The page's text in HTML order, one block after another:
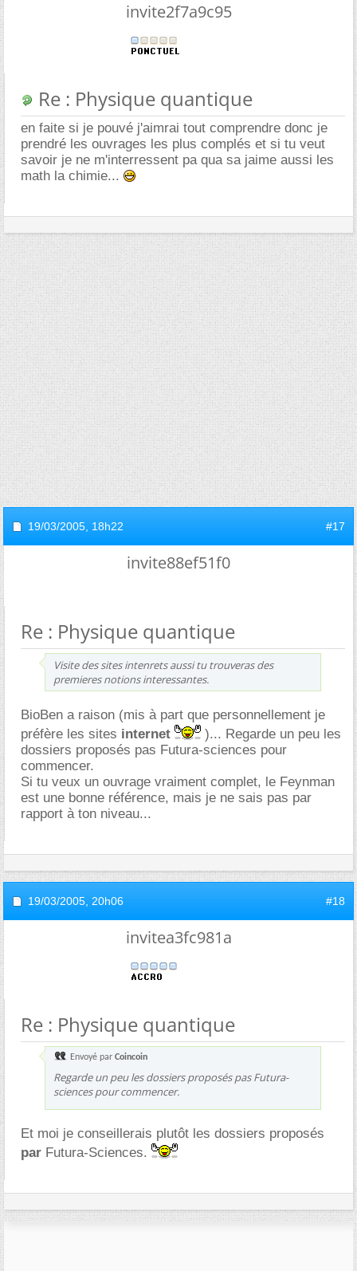
invite2f7a9c95
Re : Physique quantique
en faite si je pouvé j'aimrai tout comprendre donc je
prendré les ouvrages les plus complés et si tu veut
savoir je ne m'interressent pa qua sa jaime aussi les
math la chimie...
19/03/2005, 18h22 #17
invite88ef51f0
Re : Physique quantique
Visite des sites intenrets aussi tu trouveras des
premieres notions interessantes.
BioBen a raison (mis à part que personnellement je
préfère les sites internet
)... Regarde un peu les
dossiers proposés pas Futura-sciences pour
commencer.
Si tu veux un ouvrage vraiment complet, le Feynman
est une bonne référence, mais je ne sais pas par
rapport à ton niveau...
19/03/2005, 20h06 #18
invitea3fc981a
Re : Physique quantique
Envoyé par Coincoin
Regarde un peu les dossiers proposés pas Futura-
sciences pour commencer.
Et moi je conseillerais plutôt les dossiers proposés
par Futura-Sciences.